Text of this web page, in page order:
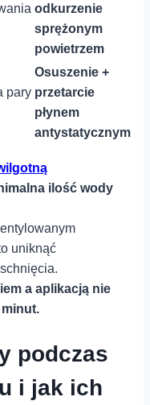
odkurzenie
sprężonym⁢
powietrzem
pary
Osuszenie‌ +
przetarcie
płynem
antystatycznym
ilość wody‌
uniknąć
a aplikacją⁢ nie
podczas
‍i jak ⁢ich‌